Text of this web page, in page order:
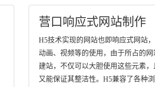
营口响应式网站制作
H5技术实现的网站也即响应式网站
动画、视频等的使用，由于所占的
建站，不仅可以大胆使用这些元素
又能保证其整洁性。H5兼容了各种